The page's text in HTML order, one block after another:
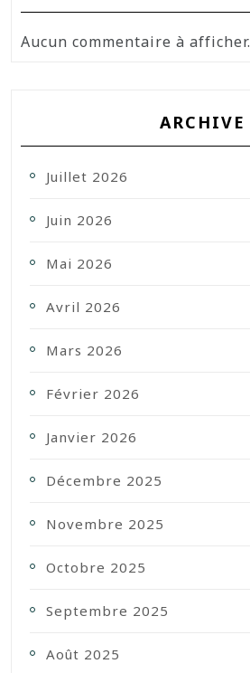
Aucun commentaire à afficher.
ARCHIVE
Juillet 2026
Juin 2026
Mai 2026
Avril 2026
Mars 2026
Février 2026
Janvier 2026
Décembre 2025
Novembre 2025
Octobre 2025
Septembre 2025
Août 2025